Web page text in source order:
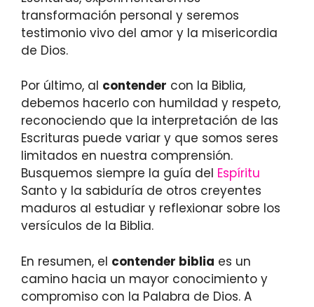
transformación personal y seremos
testimonio vivo del amor y la misericordia
de Dios.
Por último, al contender con la Biblia,
debemos hacerlo con humildad y respeto,
reconociendo que la interpretación de las
Escrituras puede variar y que somos seres
limitados en nuestra comprensión.
Busquemos siempre la guía del Espíritu
Santo y la sabiduría de otros creyentes
maduros al estudiar y reflexionar sobre los
versículos de la Biblia.
En resumen, el contender biblia es un
camino hacia un mayor conocimiento y
compromiso con la Palabra de Dios. A